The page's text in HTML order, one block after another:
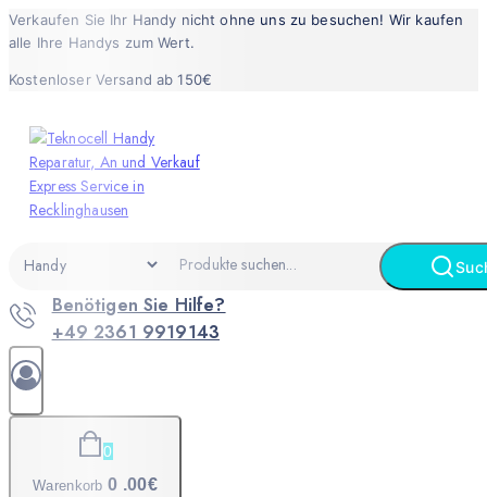
Verkaufen Sie Ihr Handy nicht ohne uns zu besuchen! Wir kaufen
alle Ihre Handys zum Wert.
Kostenloser Versand ab 150€
Benötigen Sie Hilfe?
+49 2361 9919143
0
Warenkorb 0 .00€